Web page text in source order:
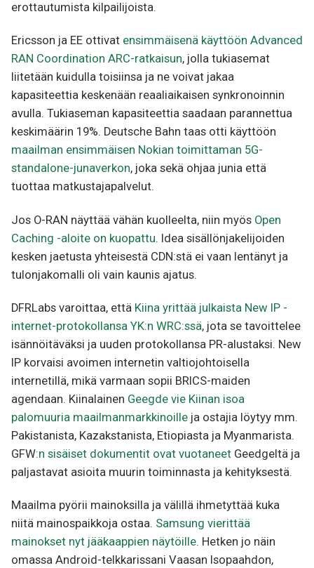
erottautumista kilpailijoista.
Ericsson ja EE ottivat ensimmäisenä käyttöön Advanced
RAN Coordination ARC-ratkaisun, jolla tukiasemat
liitetään kuidulla toisiinsa ja ne voivat jakaa
kapasiteettia keskenään reaaliaikaisen synkronoinnin
avulla. Tukiaseman kapasiteettia saadaan parannettua
keskimäärin 19%. Deutsche Bahn taas otti käyttöön
maailman ensimmäisen Nokian toimittaman 5G-
standalone-junaverkon, joka sekä ohjaa junia että
tuottaa matkustajapalvelut.
Jos O-RAN näyttää vähän kuolleelta, niin myös Open
Caching -aloite on kuopattu. Idea sisällönjakelijoiden
kesken jaetusta yhteisestä CDN:stä ei vaan lentänyt ja
tulonjakomalli oli vain kaunis ajatus.
DFRLabs varoittaa, että Kiina yrittää julkaista New IP -
internet-protokollansa YK:n WRC:ssä, jota se tavoittelee
isännöitäväksi ja uuden protokollansa PR-alustaksi. New
IP korvaisi avoimen internetin valtiojohtoisella
internetillä, mikä varmaan sopii BRICS-maiden
agendaan. Kiinalainen Geegde vie Kiinan isoa
palomuuria maailmanmarkkinoille ja ostajia löytyy mm.
Pakistanista, Kazakstanista, Etiopiasta ja Myanmarista.
GFW:n sisäiset dokumentit ovat vuotaneet Geedgeltä ja
paljastavat asioita muurin toiminnasta ja kehityksestä.
Maailma pyörii mainoksilla ja välillä ihmetyttää kuka
niitä mainospaikkoja ostaa. Samsung vierittää
mainokset nyt jääkaappien näytöille. Hetken jo näin
omassa Android-telkkarissani Vaasan Isopaahdon,